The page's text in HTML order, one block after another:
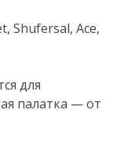
Shufersal, Ace,
для
палатка — от